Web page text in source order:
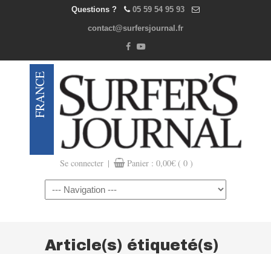
Questions ? 05 59 54 95 93
contact@surfersjournal.fr
Se connecter | Panier : 0,00€ ( 0 )
Navigation
Article(s) étiqueté(s)